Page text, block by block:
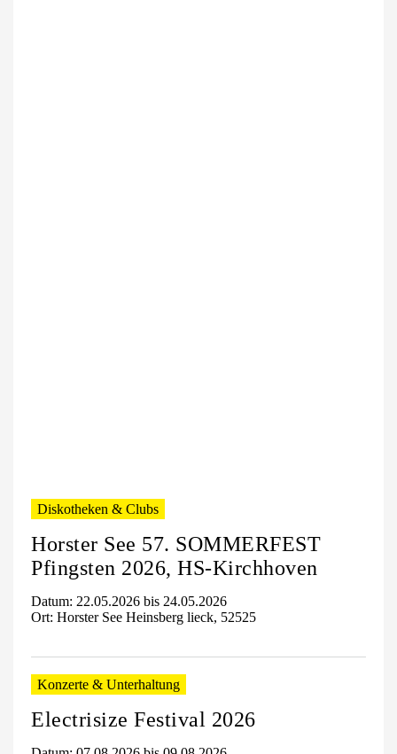
Diskotheken & Clubs
Horster See 57. SOMMERFEST
Pfingsten 2026, HS-Kirchhoven
Datum: 22.05.2026 bis 24.05.2026
Ort: Horster See Heinsberg lieck, 52525
Konzerte & Unterhaltung
Electrisize Festival 2026